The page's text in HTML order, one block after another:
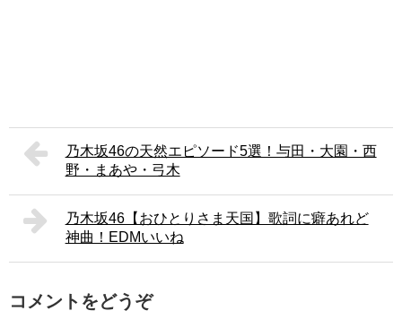
乃木坂46の天然エピソード5選！与田・大園・西
野・まあや・弓木
乃木坂46【おひとりさま天国】歌詞に癖あれど
神曲！EDMいいね
コメントをどうぞ